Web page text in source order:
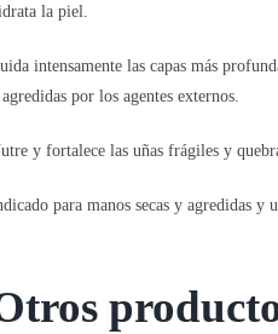
la piel.
intensamente las capas más
por los agentes externos.
y fortalece las uñas frágiles y
para manos secas y agredidas y